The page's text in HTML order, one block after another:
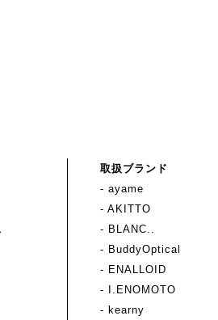
取扱ブランド
- ayame
- AKITTO
- BLANC..
- BuddyOptical
- ENALLOID
- I.ENOMOTO
- kearny